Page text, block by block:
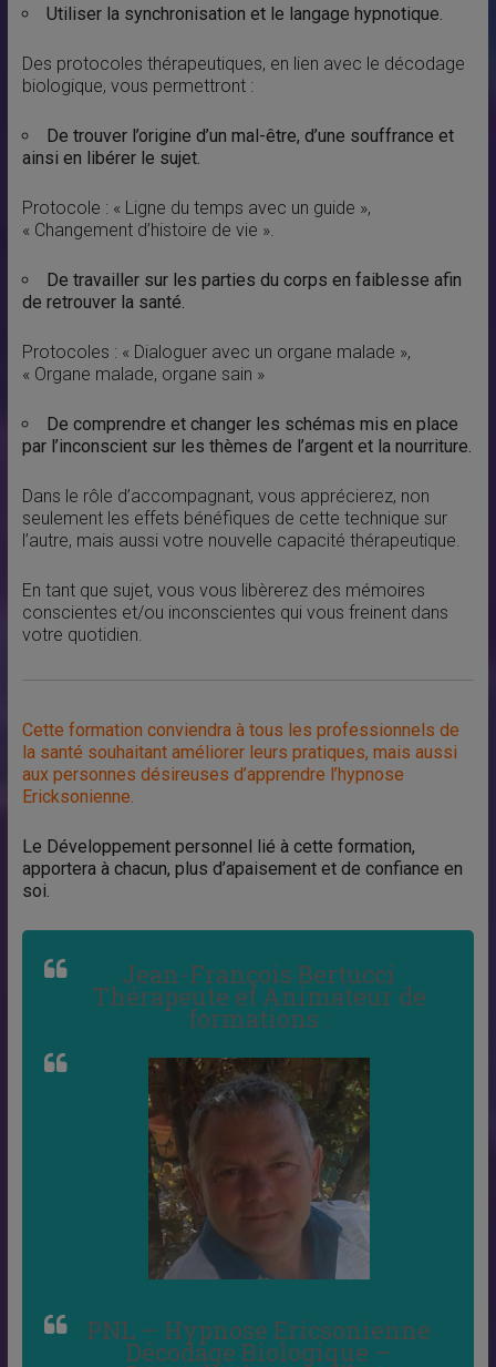
Utiliser la synchronisation et le langage hypnotique.
Des protocoles thérapeutiques, en lien avec le décodage
biologique, vous permettront :
De trouver l’origine d’un mal-être, d’une souffrance et
ainsi en libérer le sujet.
Protocole : « Ligne du temps avec un guide »,
« Changement d’histoire de vie ».
De travailler sur les parties du corps en faiblesse afin
de retrouver la santé.
Protocoles : « Dialoguer avec un organe malade »,
« Organe malade, organe sain »
De comprendre et changer les schémas mis en place
par l’inconscient sur les thèmes de l’argent et la nourriture.
Dans le rôle d’accompagnant, vous apprécierez, non
seulement les effets bénéfiques de cette technique sur
l’autre, mais aussi votre nouvelle capacité thérapeutique.
En tant que sujet, vous vous libèrerez des mémoires
conscientes et/ou inconscientes qui vous freinent dans
votre quotidien.
Cette formation conviendra à tous les professionnels de
la santé souhaitant améliorer leurs pratiques, mais aussi
aux personnes désireuses d’apprendre l’hypnose
Ericksonienne.
Le Développement personnel lié à cette formation,
apportera à chacun, plus d’apaisement et de confiance en
soi.
Jean-François Bertucci
Thérapeute et Animateur de
formations :
PNL – Hypnose Ericsonienne
Décodage Biologique –